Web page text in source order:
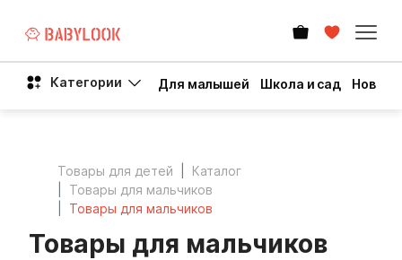
Категории Для малышей Школа и сад Новый
Товары для детей
Каталог
Товары для мальчиков
Товары для мальчиков
Товары для мальчиков